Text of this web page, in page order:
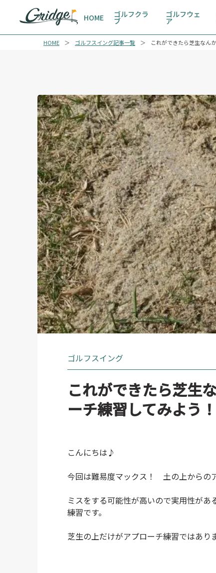
HOME ゴルフクラ
ブ
ゴルフウェ
ア
HOME ゴルフスイング記事一覧 これができたら芝生なん
ゴルフスイング
これができたら芝生
ーチ練習してみよう！
こんにちは♪
今回は難易度マックス！ 土の上からの
ミスをする可能性が高いので実用性が
練習です。
芝生の上だけがアプローチ練習ではあり